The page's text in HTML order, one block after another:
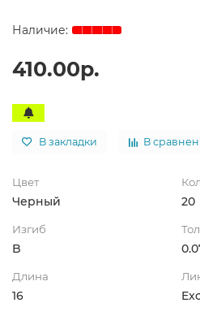
410.00р.
В закладки В
Цвет
Черный 20
Изгиб
B
Длина
16